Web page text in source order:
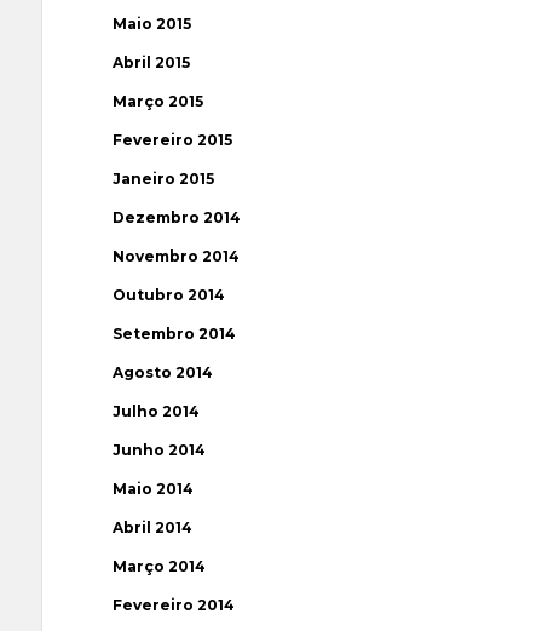
Maio 2015
Abril 2015
Março 2015
Fevereiro 2015
Janeiro 2015
Dezembro 2014
Novembro 2014
Outubro 2014
Setembro 2014
Agosto 2014
Julho 2014
Junho 2014
Maio 2014
Abril 2014
Março 2014
Fevereiro 2014